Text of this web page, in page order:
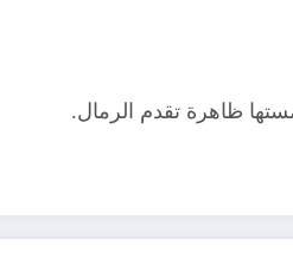
ظاهرة تقدم الرمال.